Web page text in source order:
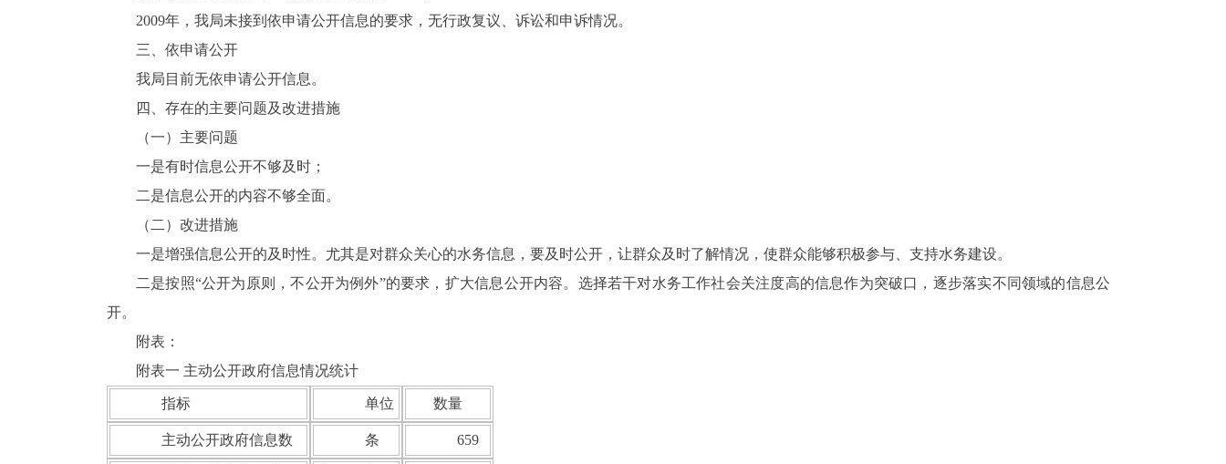
2009年，我局未接到依申请公开信息的要求，无行政复议、诉讼和申诉情况。
三、依申请公开
我局目前无依申请公开信息。
四、存在的主要问题及改进措施
（一）主要问题
一是有时信息公开不够及时；
二是信息公开的内容不够全面。
（二）改进措施
一是增强信息公开的及时性。尤其是对群众关心的水务信息，要及时公开，让群众及时了解情况，使群众能够积极参与、支持水务建设。
二是按照“公开为原则，不公开为例外”的要求，扩大信息公开内容。选择若干对水务工作社会关注度高的信息作为突破口，逐步落实不同领域的信息公
开。
附表：
附表一 主动公开政府信息情况统计
指标 单位 数量
主动公开政府信息数 条 659